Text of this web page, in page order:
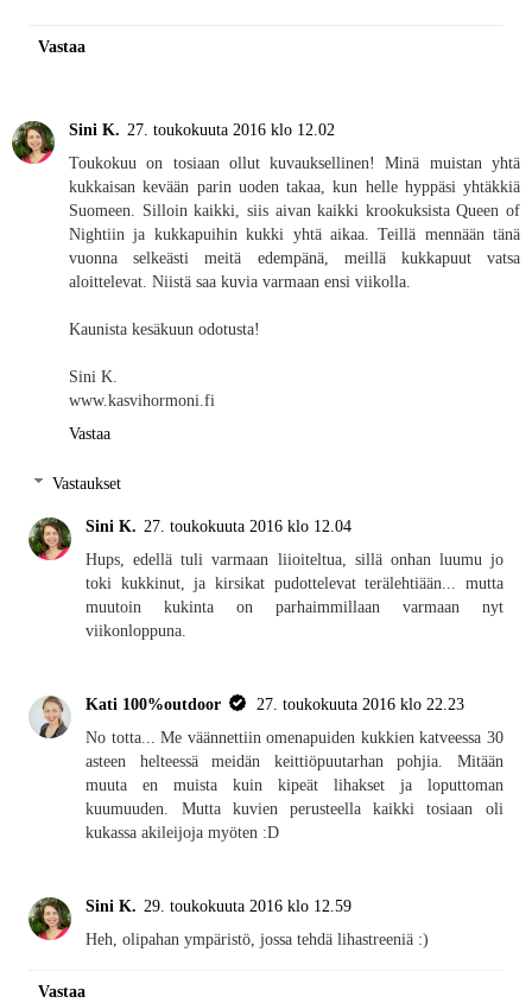
Vastaa
Sini K. 27. toukokuuta 2016 klo 12.02
Toukokuu on tosiaan ollut kuvauksellinen! Minä muistan yhtä
kukkaisan kevään parin uoden takaa, kun helle hyppäsi yhtäkkiä
Suomeen. Silloin kaikki, siis aivan kaikki krookuksista Queen of
Nightiin ja kukkapuihin kukki yhtä aikaa. Teillä mennään tänä
vuonna selkeästi meitä edempänä, meillä kukkapuut vatsa
aloittelevat. Niistä saa kuvia varmaan ensi viikolla.
Kaunista kesäkuun odotusta!
Sini K.
www.kasvihormoni.fi
Vastaa
Vastaukset
Sini K. 27. toukokuuta 2016 klo 12.04
Hups, edellä tuli varmaan liioiteltua, sillä onhan luumu jo
toki kukkinut, ja kirsikat pudottelevat terälehtiään... mutta
muutoin kukinta on parhaimmillaan varmaan nyt
viikonloppuna.
Kati 100%outdoor
27. toukokuuta 2016 klo 22.23
No totta... Me väännettiin omenapuiden kukkien katveessa 30
asteen helteessä meidän keittiöpuutarhan pohjia. Mitään
muuta en muista kuin kipeät lihakset ja loputtoman
kuumuuden. Mutta kuvien perusteella kaikki tosiaan oli
kukassa akileijoja myöten :D
Sini K. 29. toukokuuta 2016 klo 12.59
Heh, olipahan ympäristö, jossa tehdä lihastreeniä :)
Vastaa